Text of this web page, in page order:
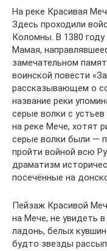
На реке Красивая
Здесь проходили
Коломны. В 1380
Мамая,
замечательном
воинской повести
рассказывающем о
название реки
серые волки с
на реке Мече, хотят
серые волки были —
пройти войной всю
драматизм
посечённые на
Пейзаж Красивой
на Мече, не увидеть
ладонь, белых
будто звезды